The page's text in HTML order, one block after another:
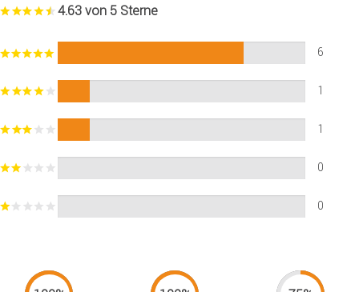
4.63 von 5 Sterne
6
1
1
0
0